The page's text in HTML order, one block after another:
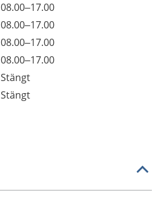
08.00–17.00
08.00–17.00
08.00–17.00
08.00–17.00
Stängt
Stängt